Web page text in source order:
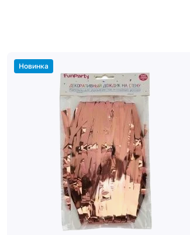
Новинка